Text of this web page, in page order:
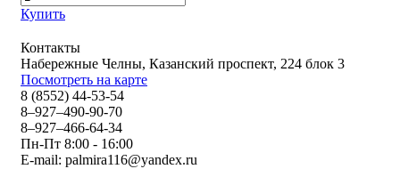
Купить
Контакты
Набережные Челны, Казанский проспект, 224 блок 3
Посмотреть на карте
8 (8552) 44-53-54
8–927–490-90-70
8–927–466-64-34
Пн-Пт 8:00 - 16:00
E-mail: palmira116@yandex.ru